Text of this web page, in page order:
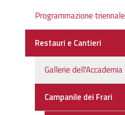
Navigazione
Programmazione triennale
Restauri e Cantieri
Gallerie dell'Accademia
Campanile dei Frari